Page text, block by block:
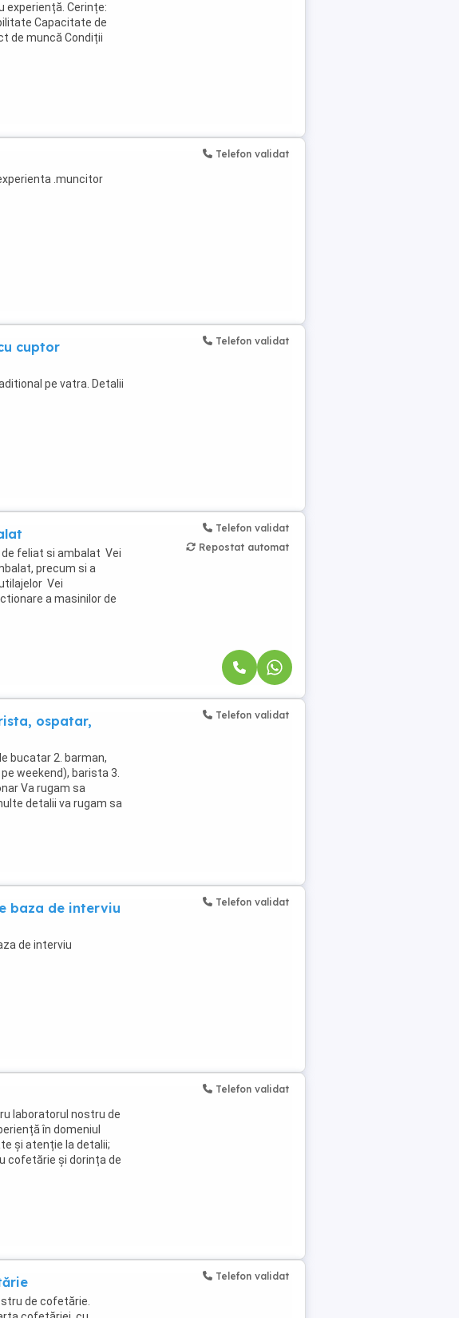
experiență. Cerințe:
Capacitate de
de muncă Condiții
.muncitor
Telefon validat
cuptor
pe vatra. Detalii
Telefon validat
de feliat si ambalat Vei
precum si a
Vei
a masinilor de
Telefon validat
Repostat automat
ospatar,
bucatar 2. barman,
weekend), barista 3.
Va rugam sa
detalii va rugam sa
Telefon validat
baza de interviu
de interviu
Telefon validat
laboratorul nostru de
în domeniul
și atenție la detalii;
cofetărie și dorința de
Telefon validat
de cofetărie.
Telefon validat